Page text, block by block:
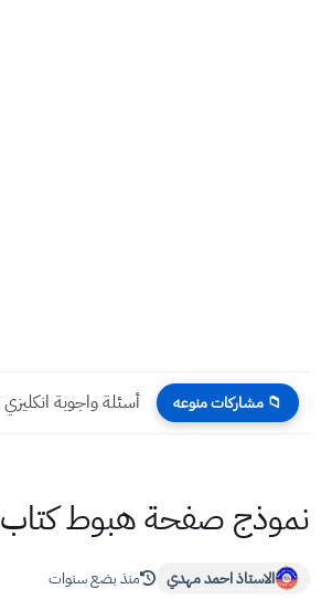
📁 مشاركات منوعه
نموذج صفحة هبوط كتاب
الاستاذ احمد مهدي منذ بضع سنوات